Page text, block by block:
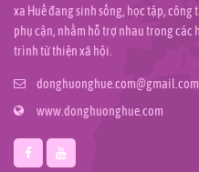
xa Huế đang sinh sống, học tập, công
phụ cận, nhằm hỗ trợ nhau trong các
trình từ thiện xã hội.
donghuonghue.com@gmail.com
www.donghuonghue.com